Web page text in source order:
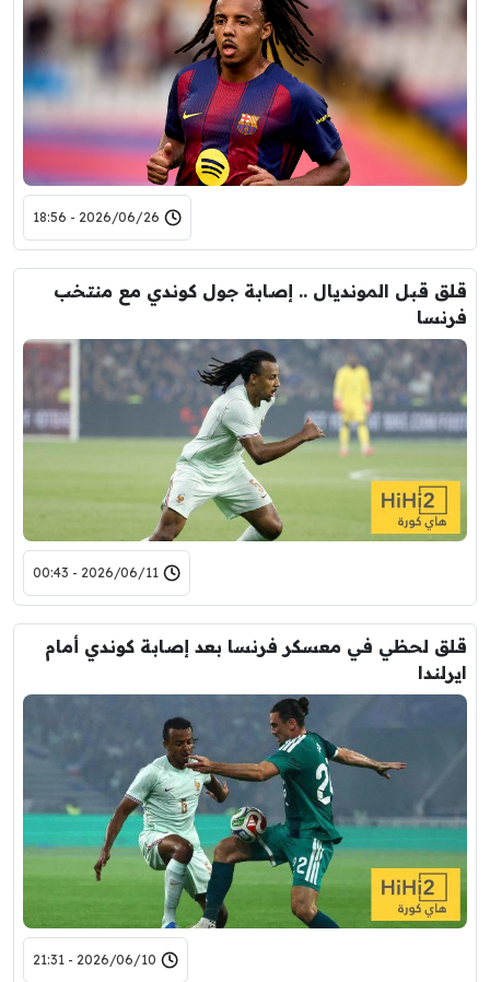
2026/06/26 - 18:56
قلق قبل المونديال .. إصابة جول كوندي مع منتخب
فرنسا
2026/06/11 - 00:43
قلق لحظي في معسكر فرنسا بعد إصابة كوندي أمام
ايرلندا
2026/06/10 - 21:31